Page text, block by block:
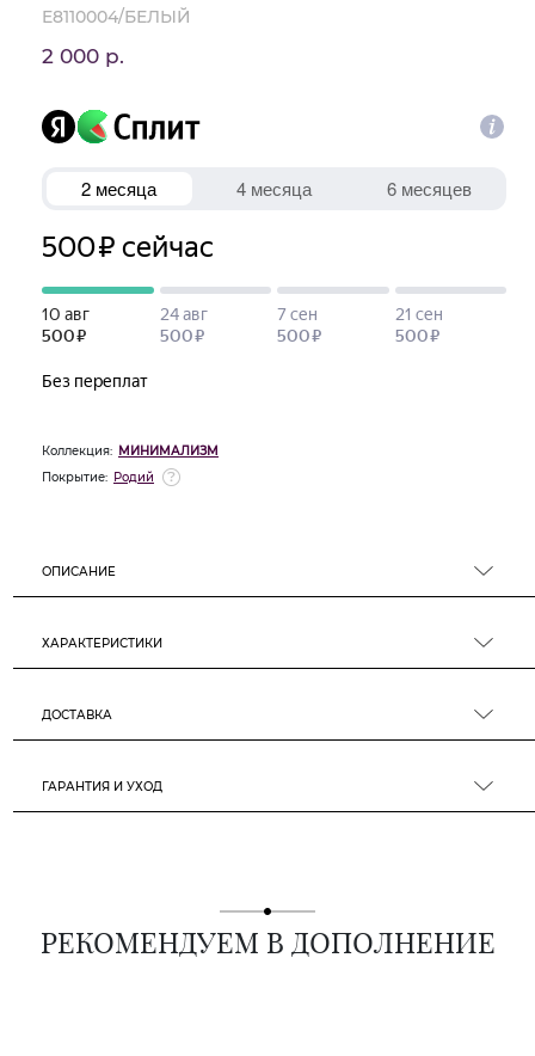
E8110004/БЕЛЫЙ
2 000 р.
Коллекция: МИНИМАЛИЗМ
Покрытие: Родий
ОПИСАНИЕ
ХАРАКТЕРИСТИКИ
ДОСТАВКА
ГАРАНТИЯ И УХОД
РЕКОМЕНДУЕМ В ДОПОЛНЕНИЕ